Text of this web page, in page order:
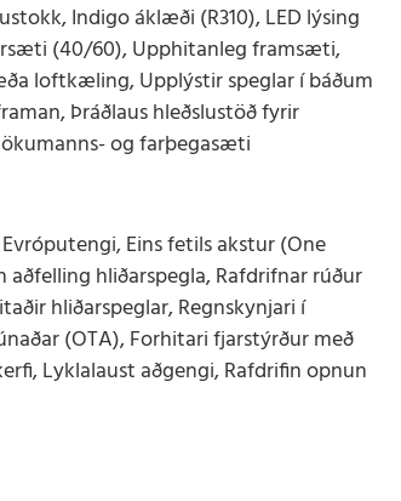
Indigo áklæði (R310), LED lýsing
(40/60), Upphitanleg framsæti,
loftkæling, Upplýstir speglar í báðum
Þráðlaus hleðslustöð fyrir
og farþegasæti
Eins fetils akstur (One
aðfelling hliðarspegla, Rafdrifnar rúður
hliðarspeglar, Regnskynjari í
(OTA), Forhitari fjarstýrður með
Lyklalaust aðgengi, Rafdrifin opnun